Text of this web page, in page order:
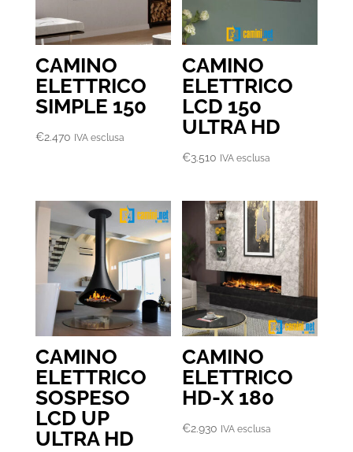
CAMINO
ELETTRICO
SIMPLE 150
€2.470 IVA esclusa
CAMINO
ELETTRICO
LCD 150
ULTRA HD
€3.510 IVA esclusa
CAMINO
ELETTRICO
SOSPESO
LCD UP
ULTRA HD
CAMINO
ELETTRICO
HD-X 180
€2.930 IVA esclusa